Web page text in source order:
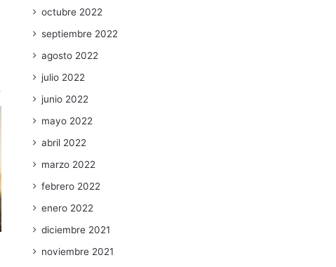
octubre 2022
septiembre 2022
agosto 2022
julio 2022
junio 2022
mayo 2022
abril 2022
marzo 2022
febrero 2022
enero 2022
diciembre 2021
noviembre 2021